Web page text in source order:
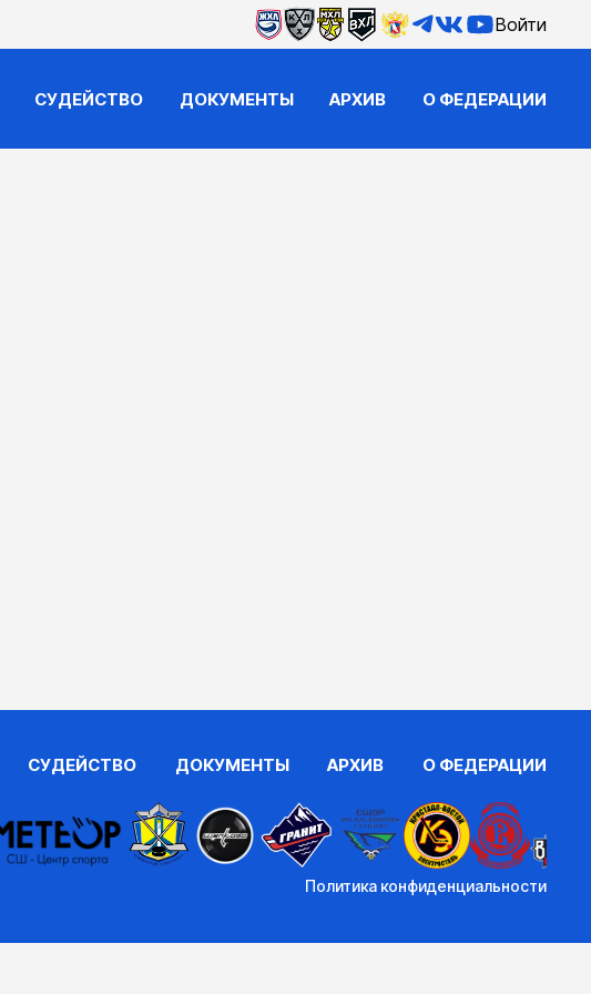
Войти
СУДЕЙСТВО ДОКУМЕНТЫ АРХИВ О ФЕДЕРАЦИИ
СУДЕЙСТВО ДОКУМЕНТЫ АРХИВ О ФЕДЕРАЦИИ
Политика конфиденциальности